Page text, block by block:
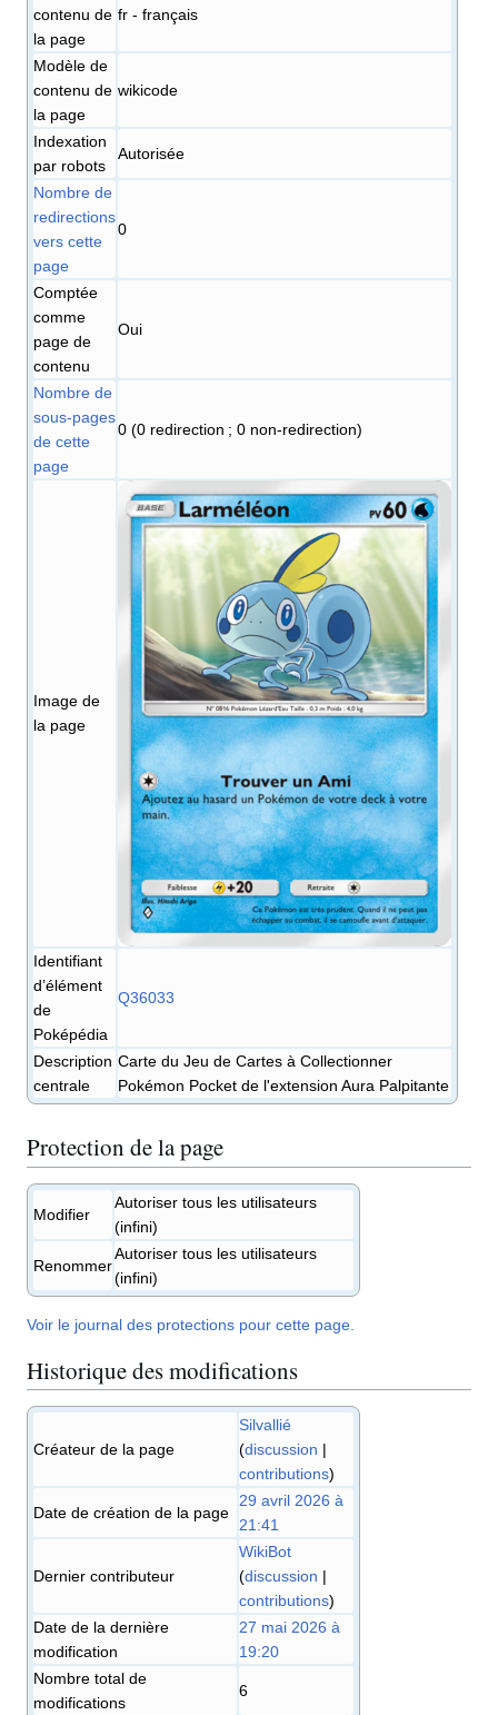
contenu de
la page
fr - français
Modèle de
contenu de
la page
wikicode
Indexation
par robots
Autorisée
Nombre de
redirections
vers cette
page
0
Comptée
comme
page de
contenu
Oui
Nombre de
sous-pages
de cette
page
0 (0 redirection ; 0 non-redirection)
Image de
la page
Identifiant
d’élément
de
Poképédia
Q36033
Description
centrale
Carte du Jeu de Cartes à Collectionner
Pokémon Pocket de l'extension Aura Palpitante
Protection de la page
Modifier
Autoriser tous les utilisateurs
(infini)
Renommer
Autoriser tous les utilisateurs
(infini)
Voir le journal des protections pour cette page.
Historique des modifications
Créateur de la page
Silvallié
(discussion |
contributions)
Date de création de la page
29 avril 2026 à
21:41
Dernier contributeur
WikiBot
(discussion |
contributions)
Date de la dernière
modification
27 mai 2026 à
19:20
Nombre total de
modifications
6